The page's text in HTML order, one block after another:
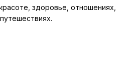
здоровье, отношениях,